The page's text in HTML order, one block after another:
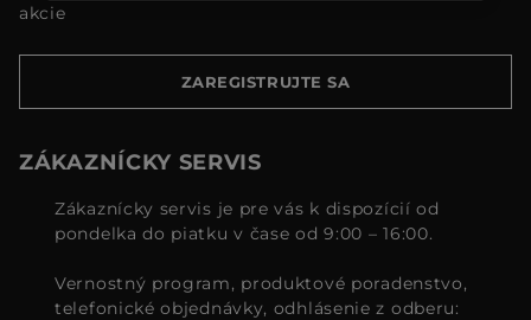
akcie
ZAREGISTRUJTE SA
ZÁKAZNÍCKY SERVIS
Zákaznícky servis je pre vás k dispozícií od
pondelka do piatku v čase od 9:00 – 16:00.
Vernostný program, produktové poradenstvo,
telefonické objednávky, odhlásenie z odberu: